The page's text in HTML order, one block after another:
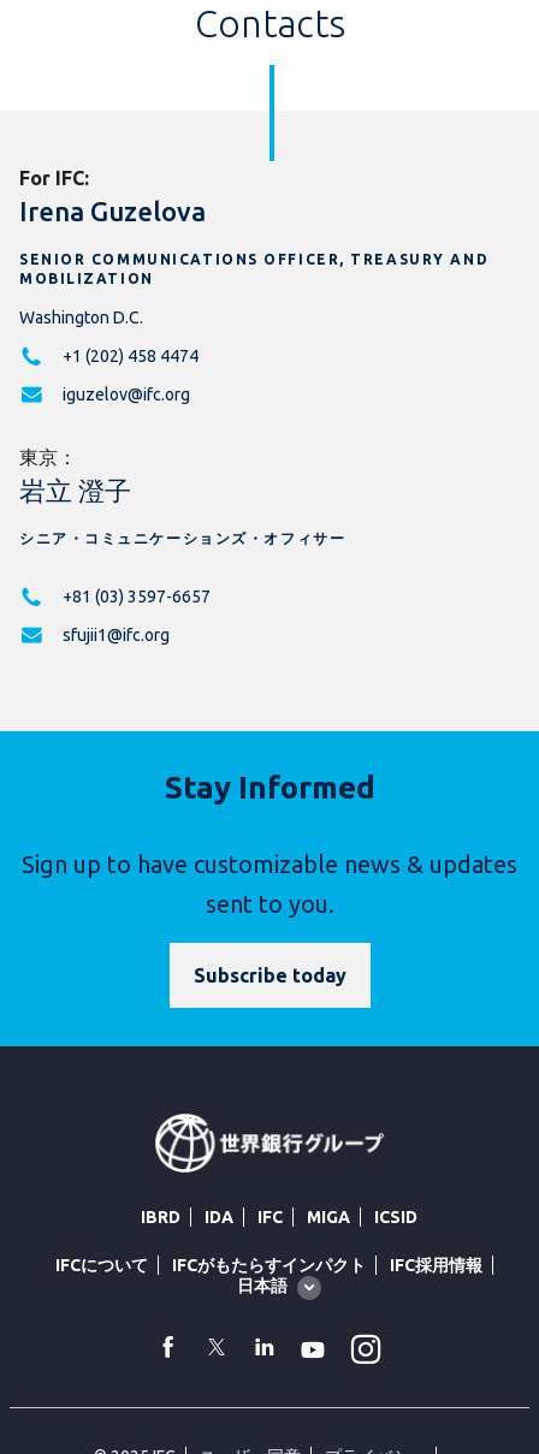
Contacts
For IFC:
Irena Guzelova
SENIOR COMMUNICATIONS OFFICER, TREASURY AND
MOBILIZATION
Washington D.C.
+1 (202) 458 4474
iguzelov@ifc.org
東京：
岩立 澄子
シニア・コミュニケーションズ・オフィサー
+81 (03) 3597-6657
sfujii1@ifc.org
Stay Informed
Sign up to have customizable news & updates
sent to you.
Subscribe today
IBRD IDA IFC MIGA ICSID
IFCについて IFCがもたらすインパクト
IFC採用情報
Global
language
日本語
facebook
TwitterLinkedin
Youtube